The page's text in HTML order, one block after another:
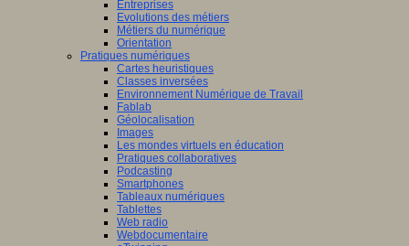
Entreprises
Evolutions des métiers
Métiers du numérique
Orientation
Pratiques numériques
Cartes heuristiques
Classes inversées
Environnement Numérique de Travail
Fablab
Géolocalisation
Images
Les mondes virtuels en éducation
Pratiques collaboratives
Podcasting
Smartphones
Tableaux numériques
Tablettes
Web radio
Webdocumentaire